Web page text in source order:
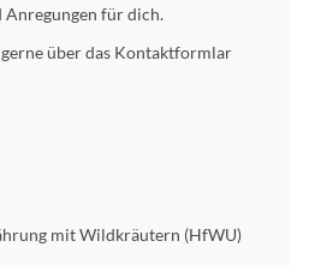
Anregungen für dich.
über das Kontaktformlar
mit Wildkräutern (HfWU)